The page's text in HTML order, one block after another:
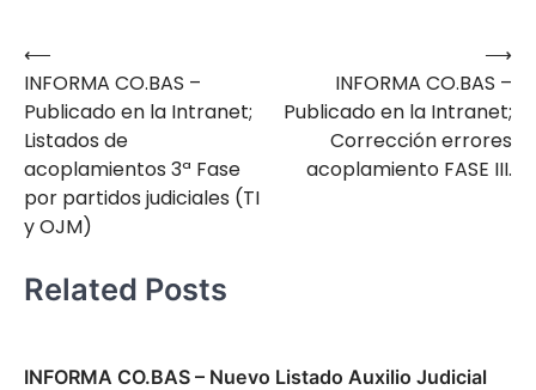
Navegación
de
entradas
⟵
INFORMA CO.BAS –
Publicado en la Intranet;
Listados de
acoplamientos 3ª Fase
por partidos judiciales (TI
y OJM)
INFORMA CO.BAS –
Publicado en la Intranet;
Corrección errores
acoplamiento FASE III.
⟶
Related Posts
INFORMA CO.BAS – Nuevo Listado Auxilio Judicial